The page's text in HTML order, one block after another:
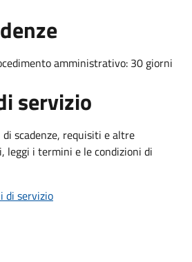
amministrativo: 30 giorni
servizio
scadenze, requisiti e altre
leggi i termini e le condizioni di
di servizio